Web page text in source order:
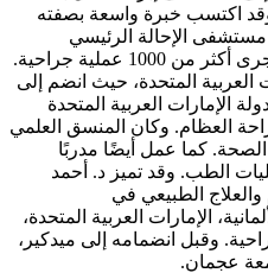
اكتسب خبرة واسعة بصفته
الإحالة الرئيسي
لجراحة العظام في عمان، حيث أجرى أكثر من 1000 عملية جراحية.
العربية المتحدة، حيث انضم إلى
الإمارات العربية المتحدة
العظام. وكان المنسق العلمي
الصحة. كما عمل أيضًا مدربًا
الطب. وقد تميز د. أحمد
الطبيعي في
الإمارات العربية المتحدة،
من 600 عملية جراحية. وقبل انضمامه إلى ميدكير،
عجمان.